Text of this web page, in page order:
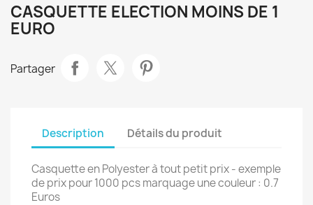
CASQUETTE ELECTION MOINS DE 1
EURO
Partager
Description Détails du produit
Casquette en Polyester à tout petit prix - exemple
de prix pour 1000 pcs marquage une couleur : 0.7
Euros